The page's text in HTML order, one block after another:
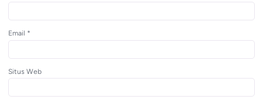
Email *
Situs Web